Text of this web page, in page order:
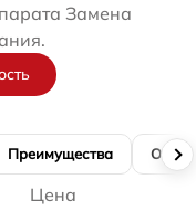
Замена
Преимущества
Цена